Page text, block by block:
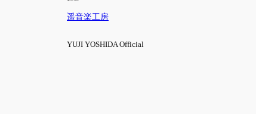
遥音楽工房
YUJI YOSHIDA Official